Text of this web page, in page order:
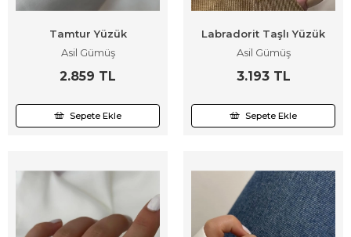
Tamtur Yüzük
Asil Gümüş
2.859 TL
Sepete Ekle
Labradorit Taşlı Yüzük
Asil Gümüş
3.193 TL
Sepete Ekle